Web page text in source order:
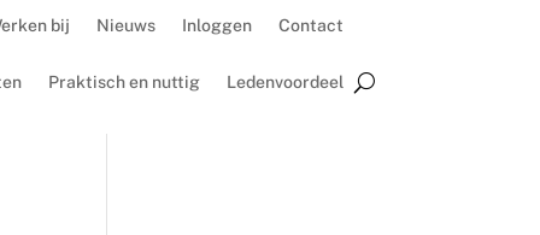
bij Nieuws Inloggen Contact
Praktisch en nuttig Ledenvoordeel